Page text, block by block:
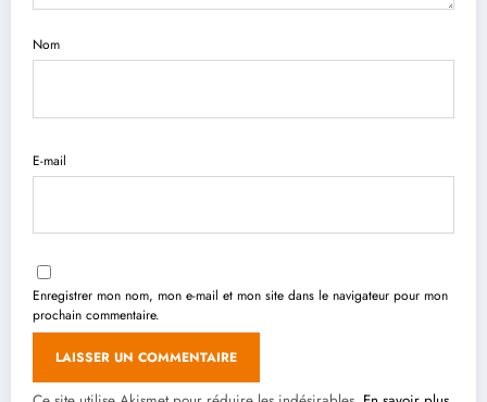
Nom
E-mail
Enregistrer mon nom, mon e-mail et mon site dans le navigateur pour mon
prochain commentaire.